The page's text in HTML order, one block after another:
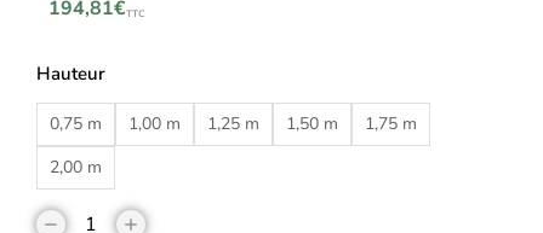
194,81€TTC
Hauteur
0,75 m 1,00 m 1,25 m 1,50 m
1,75 m
2,00 m